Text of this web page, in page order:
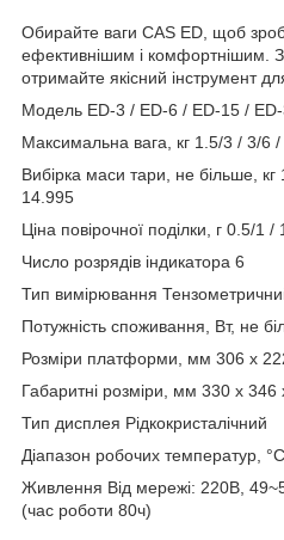
Обирайте ваги CAS ED, щоб
ефективнішим і комфортнішим.
отримайте якісний інструмент
Модель ED-3 / ED-6 / ED-15 /
Максимальна вага, кг 1.5/3 / 3/6
Вибірка маси тари, не більше,
14.995
Ціна повірочної поділки, г 0.5/1
Число розрядів індикатора 6
Тип вимірювання
Потужність споживання, Вт, не
Розміри платформи, мм 306 x
Габаритні розміри, мм 330 x 346
Тип дисплея Рідкокристалічний
Діапазон робочих температур,
Живлення Від мережі: 220В,
(час роботи 80ч)